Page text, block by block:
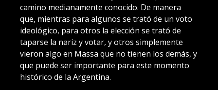
camino medianamente conocido. De manera
que, mientras para algunos se trató de un voto
ideológico, para otros la elección se trató de
taparse la nariz y votar, y otros simplemente
vieron algo en Massa que no tienen los demás, y
que puede ser importante para este momento
histórico de la Argentina.